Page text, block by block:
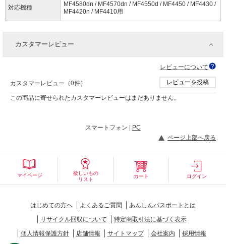
対応機種
MF4580dn / MF4570dn / MF4550d / MF4450 / MF4430 /
MF4420n / MF4410用
カスタマーレビュー
レビューについて
カスタマーレビュー（0件） レビューを投稿
この商品に寄せられたカスタマーレビューはまだありません。
スマートフォン |
PC
ページ上部へ戻る
マイページ
欲しいもの
リスト
カート ログイン
はじめての方へ よくあるご質問
あんしんパスポートとは
リサイクル回収について
特定商取引法に基づく表示
個人情報保護方針
店舗情報 サイトマップ 会社案内 採用情報